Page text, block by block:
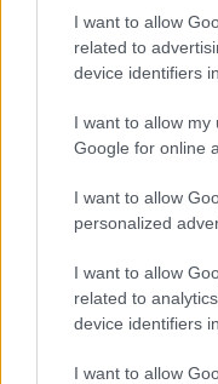
I want to allow
related to
device identifiers
I want to allow
Google for online
I want to allow
personalized
I want to allow
related to
device identifiers
I want to allow
NRK har ikke
NRK har foreløpig
kommentere OL på
er for øvrig første
igjen skal sendes
fram til og med
Therese Johaug,